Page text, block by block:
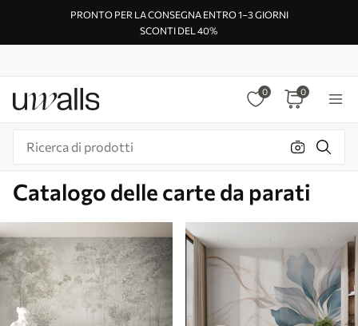
PRONTO PER LA CONSEGNA ENTRO 1–3 GIORNI
SCONTI DEL 40%
0 0
Catalogo delle carte da parati